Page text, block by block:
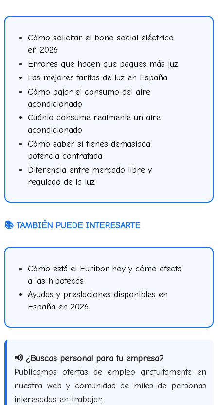
Cómo solicitar el bono social eléctrico
en 2026
Errores que hacen que pagues más luz
Las mejores tarifas de luz en España
Cómo bajar el consumo del aire
acondicionado
Cuánto consume realmente un aire
acondicionado
Cómo saber si tienes demasiada
potencia contratada
Diferencia entre mercado libre y
regulado de la luz
📚 TAMBIÉN PUEDE INTERESARTE
Cómo está el Euríbor hoy y cómo afecta
a las hipotecas
Ayudas y prestaciones disponibles en
España en 2026
📢 ¿Buscas personal para tu empresa?
Publicamos ofertas de empleo gratuitamente en
nuestra web y comunidad de miles de personas
interesadas en trabajar.